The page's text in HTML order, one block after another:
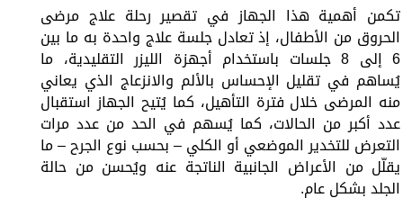
تكمن أهمية هذا الجهاز في تقصير رحلة علاج مرضى
الحروق من الأطفال، إذ تعادل جلسة علاج واحدة به ما بين
6 إلى 8 جلسات باستخدام أجهزة الليزر التقليدية، ما
يُساهم في تقليل الإحساس بالألم والانزعاج الذي يعاني
منه المرضى خلال فترة التأهيل، كما يُتيح الجهاز استقبال
عدد أكبر من الحالات، كما يُسهم في الحد من عدد مرات
التعرض للتخدير الموضعي أو الكلي – بحسب نوع الجرح – ما
يقلّل من الأعراض الجانبية الناتجة عنه ويُحسن من حالة
الجلد بشكل عام.